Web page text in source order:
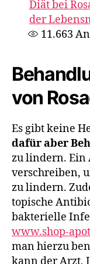
Diät bei
der
11.663
von
Es gibt keine
dafür aber
zu lindern. Ein
verschreiben,
zu lindern.
topische
bakterielle
www.shop-
man hierzu
kann der Arzt,